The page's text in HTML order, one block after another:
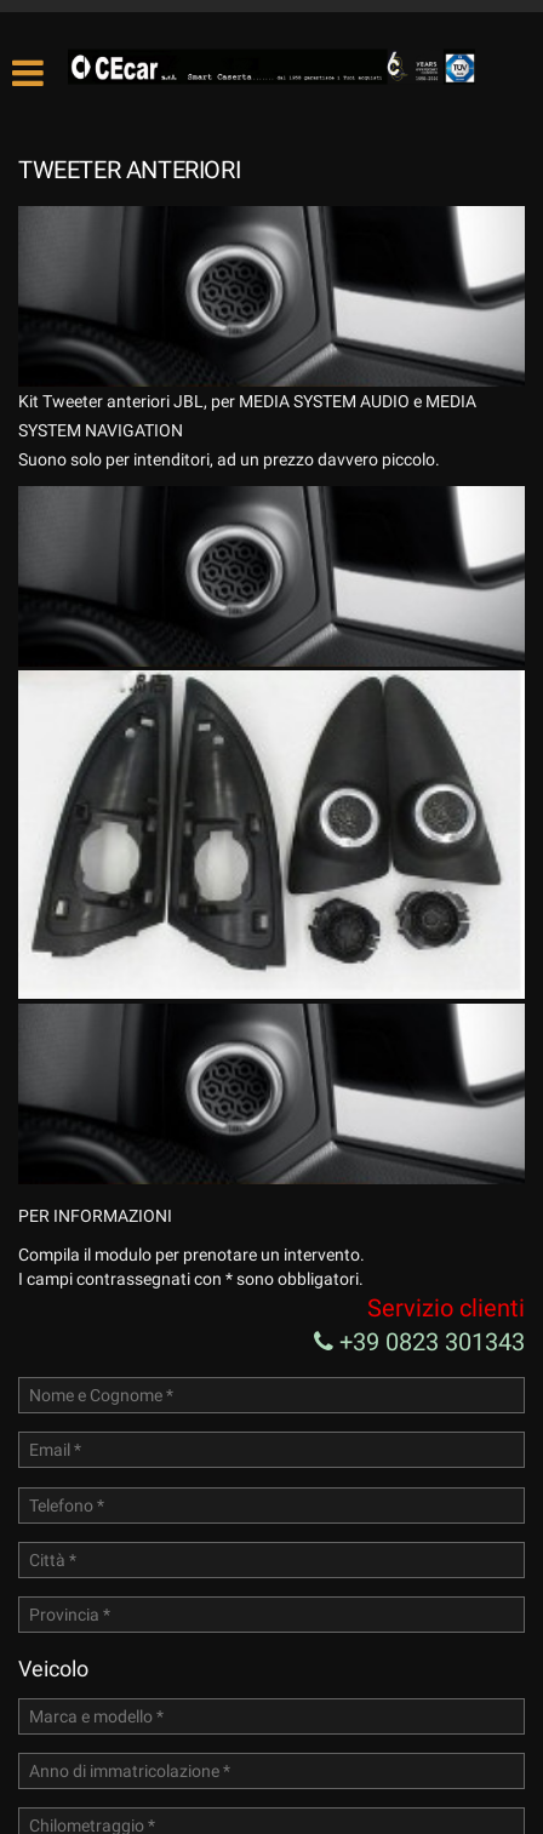
TWEETER ANTERIORI
Kit Tweeter anteriori JBL, per MEDIA SYSTEM AUDIO e MEDIA
SYSTEM NAVIGATION
Suono solo per intenditori, ad un prezzo davvero piccolo.
PER INFORMAZIONI
Compila il modulo per prenotare un intervento.
I campi contrassegnati con * sono obbligatori.
Servizio clienti
+39 0823 301343
Veicolo